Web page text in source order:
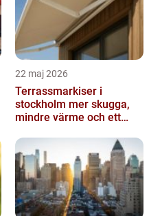
22 maj 2026
Terrassmarkiser i
stockholm mer skugga,
mindre värme och ett